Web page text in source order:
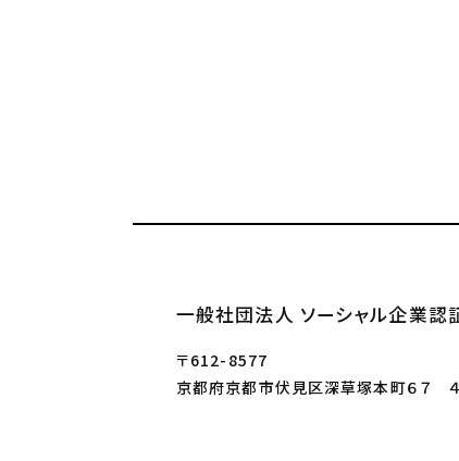
一般社団法人 ソーシャル企業認
〒612-8577
京都府京都市伏見区深草塚本町６７